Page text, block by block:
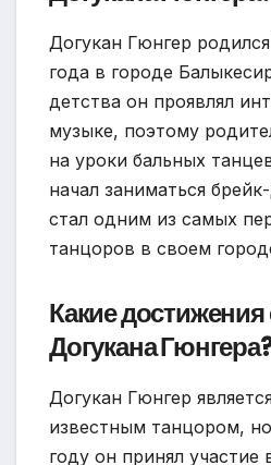
Догукан Гюнгер
года в городе
детства он проявлял
музыке, поэтому
на уроки бальных
начал заниматься
стал одним из самых
танцоров в своем
Какие достижения
Догукана
Догукан Гюнгер
известным танцором,
году он принял